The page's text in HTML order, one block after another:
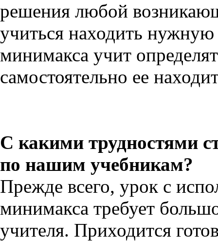
решения любой
учиться находить
минимакса учит
самостоятельно ее
С какими трудностями
по нашим учебникам?
Прежде всего, урок с
минимакса требует
учителя. Приходится